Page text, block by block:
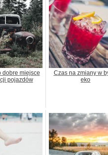
dobre miejsce
pojazdów
Czas na zmiany w
eko